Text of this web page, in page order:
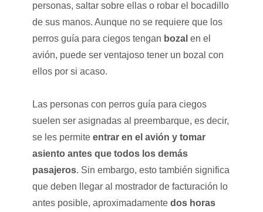
personas, saltar sobre ellas o robar el bocadillo
de sus manos. Aunque no se requiere que los
perros guía para ciegos tengan bozal en el
avión, puede ser ventajoso tener un bozal con
ellos por si acaso.
Las personas con perros guía para ciegos
suelen ser asignadas al preembarque, es decir,
se les permite entrar en el avión y tomar
asiento antes que todos los demás
pasajeros. Sin embargo, esto también significa
que deben llegar al mostrador de facturación lo
antes posible, aproximadamente dos horas